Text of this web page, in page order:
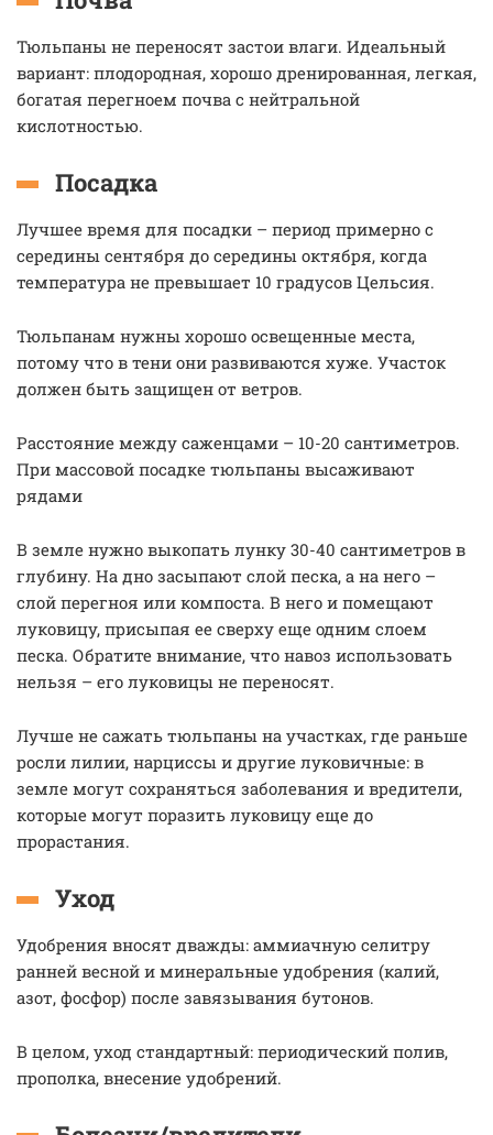
Тюльпаны не переносят застои влаги. Идеальный
вариант: плодородная, хорошо дренированная, легкая,
богатая перегноем почва с нейтральной
кислотностью.
Посадка
Лучшее время для посадки – период примерно с
середины сентября до середины октября, когда
температура не превышает 10 градусов Цельсия.
Тюльпанам нужны хорошо освещенные места,
потому что в тени они развиваются хуже. Участок
должен быть защищен от ветров.
Расстояние между саженцами – 10-20 сантиметров.
При массовой посадке тюльпаны высаживают
рядами
В земле нужно выкопать лунку 30-40 сантиметров в
глубину. На дно засыпают слой песка, а на него –
слой перегноя или компоста. В него и помещают
луковицу, присыпая ее сверху еще одним слоем
песка. Обратите внимание, что навоз использовать
нельзя – его луковицы не переносят.
Лучше не сажать тюльпаны на участках, где раньше
росли лилии, нарциссы и другие луковичные: в
земле могут сохраняться заболевания и вредители,
которые могут поразить луковицу еще до
прорастания.
Уход
Удобрения вносят дважды: аммиачную селитру
ранней весной и минеральные удобрения (калий,
азот, фосфор) после завязывания бутонов.
В целом, уход стандартный: периодический полив,
прополка, внесение удобрений.